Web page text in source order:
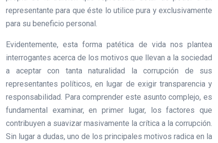
representante para que éste lo utilice pura y exclusivamente
para su beneficio personal.
Evidentemente, esta forma patética de vida nos plantea
interrogantes acerca de los motivos que llevan a la sociedad
a aceptar con tanta naturalidad la corrupción de sus
representantes políticos, en lugar de exigir transparencia y
responsabilidad. Para comprender este asunto complejo, es
fundamental examinar, en primer lugar, los factores que
contribuyen a suavizar masivamente la crítica a la corrupción.
Sin lugar a dudas, uno de los principales motivos radica en la